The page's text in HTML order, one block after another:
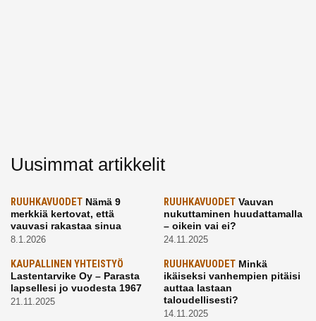
Uusimmat artikkelit
RUUHKAVUODET Nämä 9
merkkiä kertovat, että
vauvasi rakastaa sinua
8.1.2026
RUUHKAVUODETVauvan
nukuttaminen huudattamalla
– oikein vai ei?
24.11.2025
KAUPALLINEN YHTEISTYÖ
Lastentarvike Oy – Parasta
lapsellesi jo vuodesta 1967
21.11.2025
RUUHKAVUODETMinkä
ikäiseksi vanhempien pitäisi
auttaa lastaan
taloudellisesti?
14.11.2025